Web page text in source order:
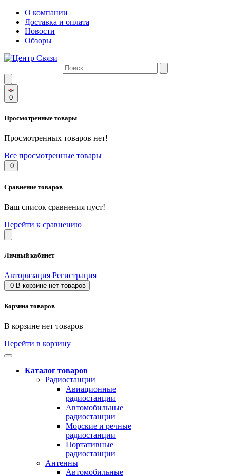
О компании
Доставка и оплата
Новости
Обзоры
0
Просмотренные товары
Просмотренных товаров нет!
Все просмотренные товары
0
Сравнение товаров
Ваш список сравнения пуст!
Перейти к сравнению
Личный кабинет
Авторизация Регистрация
0 В корзине нет товаров
Корзина товаров
В корзине нет товаров
Перейти в корзину
Каталог товаров
Радиостанции
Авиационные
радиостанции
Автомобильные
радиостанции
Морские и речные
радиостанции
Портативные
радиостанции
Антенны
Автомобильные